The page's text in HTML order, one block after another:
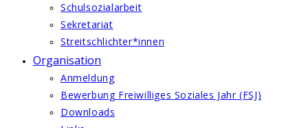
Schulsozialarbeit
Sekretariat
Streitschlichter*innen
Organisation
Anmeldung
Bewerbung Freiwilliges Soziales Jahr (FSJ)
Downloads